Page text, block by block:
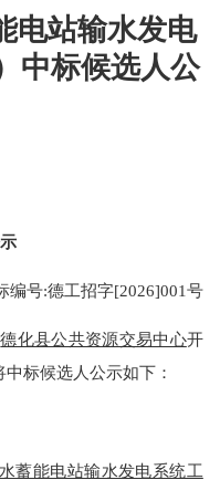
电站输水发电
中标候选人公
编号:德工招字[2026]001号
德化县公共资源交易中心开
标候选人公示如下：
蓄能电站输水发电系统工